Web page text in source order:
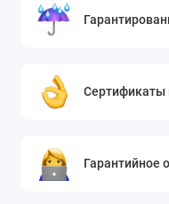
Сертификаты
Гарантийное